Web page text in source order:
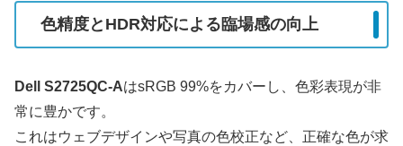
色精度とHDR対応による臨場感の向上
Dell S2725QC-AはsRGB 99%をカバーし、色彩表現が非
常に豊かです。
これはウェブデザインや写真の色校正など、正確な色が求